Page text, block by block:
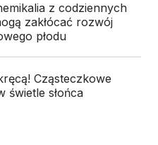
z codziennych
zakłócać rozwój
płodu
Cząsteczkowe
świetle słońca